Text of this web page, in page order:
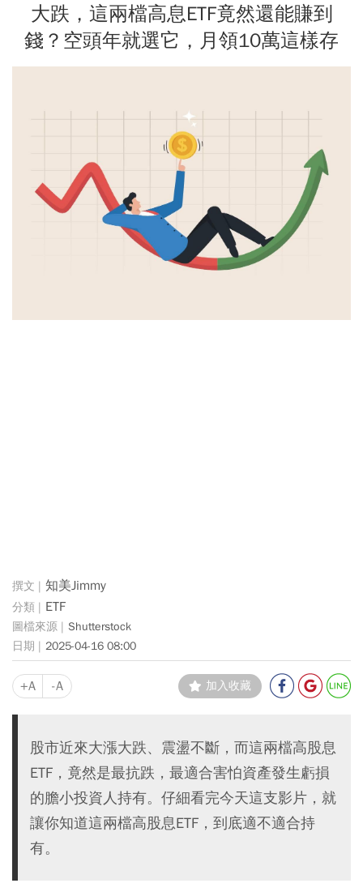
大跌，這兩檔高息ETF竟然還能賺到
錢？空頭年就選它，月領10萬這樣存
知美Jimmy
ETF
Shutterstock
2025-04-16 08:00
+A -A 加入收藏
股市近來大漲大跌、震盪不斷，而這兩檔高股息
ETF，竟然是最抗跌，最適合害怕資產發生虧損
的膽小投資人持有。仔細看完今天這支影片，就
讓你知道這兩檔高股息ETF，到底適不適合持
有。